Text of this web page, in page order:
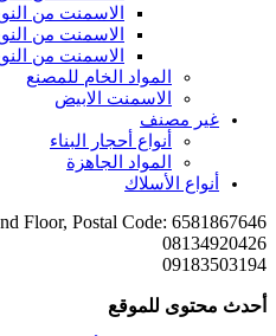
الاسمنت من النوع
الاسمنت من النوع
الاسمنت من النوع
المواد الخام للمصنع
الاسمنت الابيض
غير مصنف
أنواع أحجار البناء
المواد الجاهزة
أنواع الأسلاك
Floor, Postal Code: 6581867646
08134920426
09183503194
أحدث محتوى للموقع